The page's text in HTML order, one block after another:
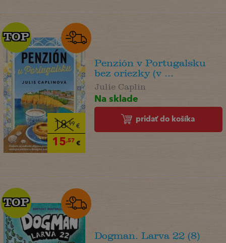
18,99 €
15,57 €
TOP
TOP
Penzión v Portugalsku
bez oriezky (v ...
Julie Caplin
Na sklade
pridať do košíka
TOP
TOP
Dogman. Larva 22 (8)